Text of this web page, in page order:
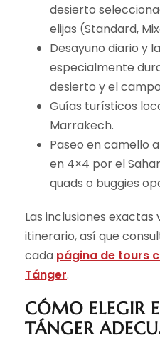
desierto
elijas (Standard,
Desayuno diario y
especialmente
desierto y el
Guías turísticos
Marrakech.
Paseo en camello
en 4×4 por el
quads o buggies
Las inclusiones exactas
itinerario, así que
cada página de tours
Tánger.
CÓMO ELEGIR
TÁNGER